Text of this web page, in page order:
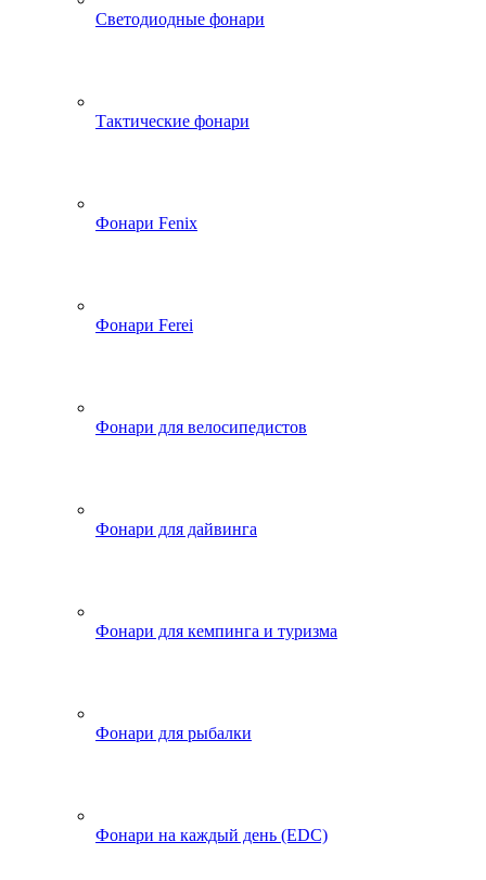
Светодиодные фонари
Тактические фонари
Фонари Fenix
Фонари Ferei
Фонари для велосипедистов
Фонари для дайвинга
Фонари для кемпинга и туризма
Фонари для рыбалки
Фонари на каждый день (EDC)